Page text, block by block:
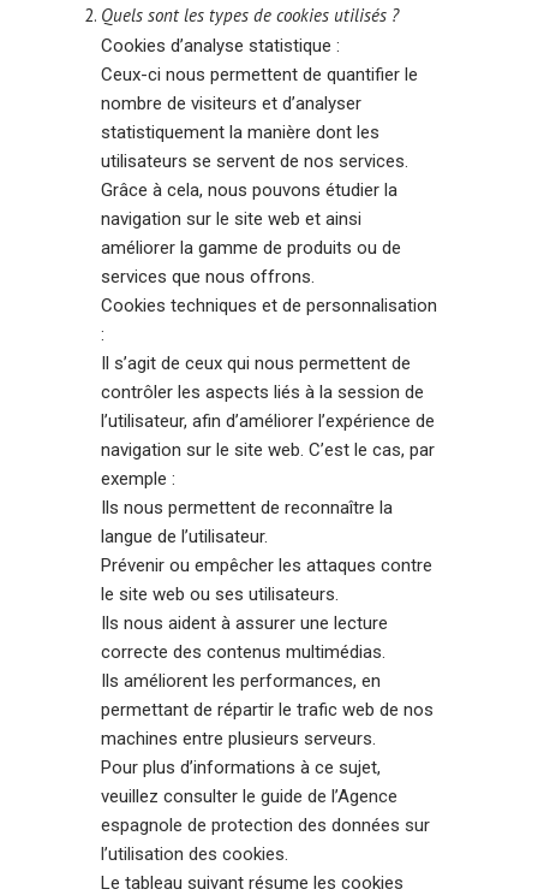
Quels sont les types de cookies utilisés ?
Cookies d’analyse statistique :
Ceux-ci nous permettent de quantifier le
nombre de visiteurs et d’analyser
statistiquement la manière dont les
utilisateurs se servent de nos services.
Grâce à cela, nous pouvons étudier la
navigation sur le site web et ainsi
améliorer la gamme de produits ou de
services que nous offrons.
Cookies techniques et de personnalisation
:
Il s’agit de ceux qui nous permettent de
contrôler les aspects liés à la session de
l’utilisateur, afin d’améliorer l’expérience de
navigation sur le site web. C’est le cas, par
exemple :
Ils nous permettent de reconnaître la
langue de l’utilisateur.
Prévenir ou empêcher les attaques contre
le site web ou ses utilisateurs.
Ils nous aident à assurer une lecture
correcte des contenus multimédias.
Ils améliorent les performances, en
permettant de répartir le trafic web de nos
machines entre plusieurs serveurs.
Pour plus d’informations à ce sujet,
veuillez consulter le guide de l’Agence
espagnole de protection des données sur
l’utilisation des cookies.
Le tableau suivant résume les cookies